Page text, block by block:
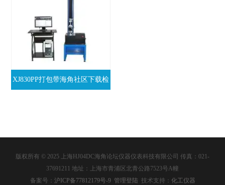
XJ830PP打包带海角社区下载检
版权所有 © 2025 上海HJ04DC海角论坛仪器仪表科技有限公司 传真：021-
37691211 地址：上海市青浦区北青公路7523号A幢
备案号： 沪ICP备77812179号-9 管理登陆 技术支持： 化工仪器